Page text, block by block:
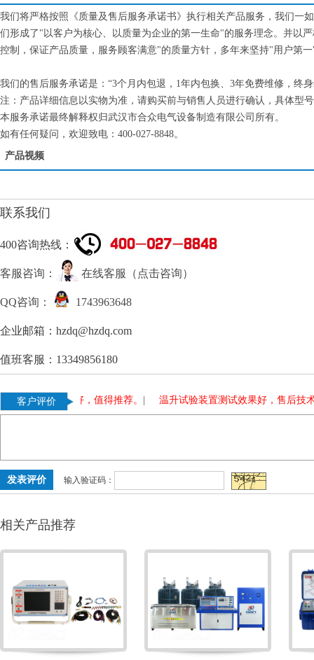
我们将严格按照《质量及售后服务承诺书》执行相关产品服务，我们一
们形成了"以客户为核心、以质量为企业的第一生命"的服务理念。并以
控制，保证产品质量，服务顾客满意"的质量方针，多年来坚持"用户第
我们的售后服务承诺是：“3个月内包退，1年内包换、3年免费维修，终
注：产品详细信息以实物为准，请购买前与销售人员进行确认，具体型
本服务承诺最终解释权归武汉市合众电气设备制造有限公司所有。
如有任何疑问，欢迎致电：400-027-8848。
产品视频
联系我们
400咨询热线：
客服咨询： 在线客服（点击咨询）
QQ咨询： 1743963648
企业邮箱：hzdq@hzdq.com
值班客服：13349856180
客户评价 |
用多年，质量好，值得推荐。 温升试验装置测试效果好，售后技术
输入验证码：
相关产品推荐